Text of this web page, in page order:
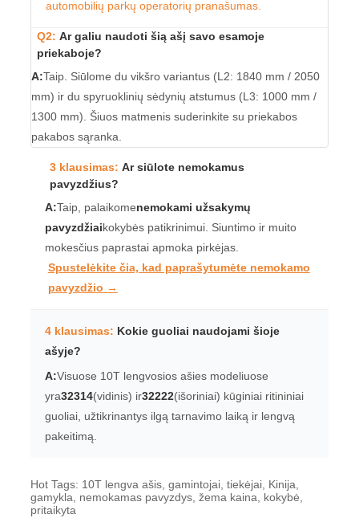
automobilių parkų operatorių pranašumas.
Q2: Ar galiu naudoti šią ašį savo esamoje
priekaboje?
A:Taip. Siūlome du vikšro variantus (L2: 1840 mm / 2050
mm) ir du spyruoklinių sėdynių atstumus (L3: 1000 mm /
1300 mm). Šiuos matmenis suderinkite su priekabos
pakabos sąranka.
3 klausimas: Ar siūlote nemokamus
pavyzdžius?
A:Taip, palaikomenemokami užsakymų
pavyzdžiaikokybės patikrinimui. Siuntimo ir muito
mokesčius paprastai apmoka pirkėjas.
Spustelėkite čia, kad paprašytumėte nemokamo
pavyzdžio →
4 klausimas: Kokie guoliai naudojami šioje
ašyje?
A:Visuose 10T lengvosios ašies modeliuose
yra32314(vidinis) ir32222(išoriniai) kūginiai ritininiai
guoliai, užtikrinantys ilgą tarnavimo laiką ir lengvą
pakeitimą.
Hot Tags: 10T lengva ašis, gamintojai, tiekėjai, Kinija,
gamykla, nemokamas pavyzdys, žema kaina, kokybė,
pritaikyta